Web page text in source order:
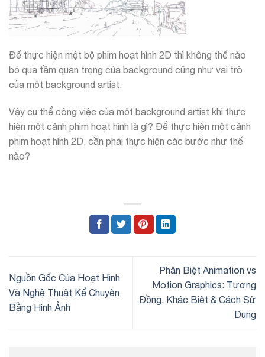
Để thực hiện một bộ phim hoạt hình 2D thì không thể nào
bỏ qua tầm quan trọng của background cũng như vai trò
của một background artist.
Vậy cụ thể công việc của một background artist khi thực
hiện một cảnh phim hoạt hình là gì? Để thực hiện một cảnh
phim hoạt hình 2D, cần phải thực hiện các bước như thế
nào?
Nguồn Gốc Của Hoạt Hình
Và Nghệ Thuật Kể Chuyện
Bằng Hình Ảnh
Phân Biệt Animation vs
Motion Graphics: Tương
Đồng, Khác Biệt & Cách Sử
Dụng